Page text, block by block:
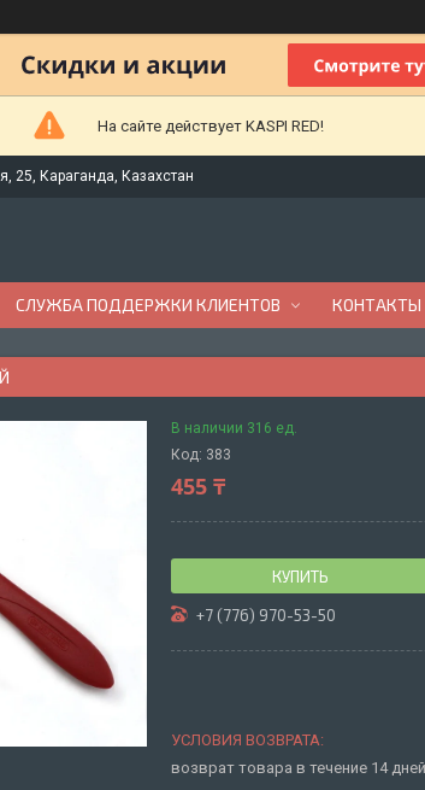
На сайте действует KASPI RED!
25, Караганда, Казахстан
СЛУЖБА ПОДДЕРЖКИ КЛИЕНТОВ КОНТАКТЫ
В наличии 316 ед.
Код: 383
455 ₸
КУПИТЬ
+7 (776) 970-53-50
возврат товара в течение 14 дней